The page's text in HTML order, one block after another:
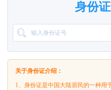
身份
关于身份证介绍：
1、身份证是中国大陆居民的一种用